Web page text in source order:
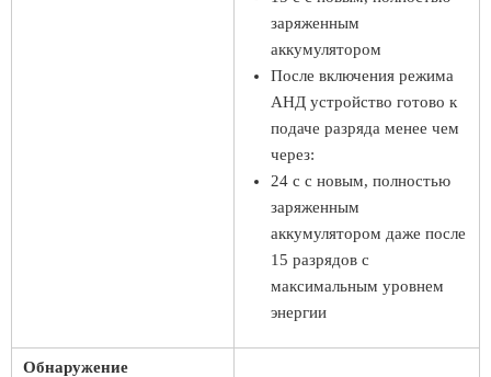
заряженным
аккумулятором
После включения режима
АНД устройство готово к
подаче разряда менее чем
через:
24 с с новым, полностью
заряженным
аккумулятором даже после
15 разрядов с
максимальным уровнем
энергии
Обнаружение